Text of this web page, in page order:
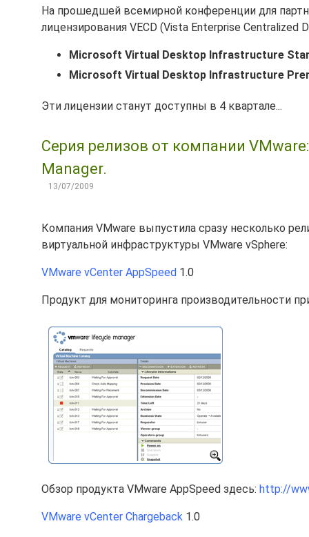
На прошедшей всемирной конференции для
лицензирования VECD (Vista Enterprise Centralized
Microsoft Virtual Desktop Infrastructure
Microsoft Virtual Desktop Infrastructure
Эти лицензии станут доступны в 4 квартале...
Серия релизов от компании
Manager.
13/07/2009
Компания VMware выпустила сразу несколько
виртуальной инфраструктуры VMware vSphere:
VMware vCenter AppSpeed 1.0
Продукт для мониторинга производительности
Обзор продукта VMware AppSpeed здесь: http://
VMware vCenter Chargeback 1.0